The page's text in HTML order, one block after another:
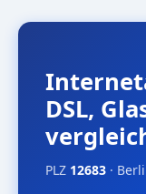
DSL,
PLZ 12683 ·